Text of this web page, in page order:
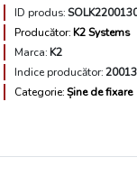
ID produs:
Producător: K2 Systems
Marca: K2
Indice producător:
Categorie: Șine de fixare